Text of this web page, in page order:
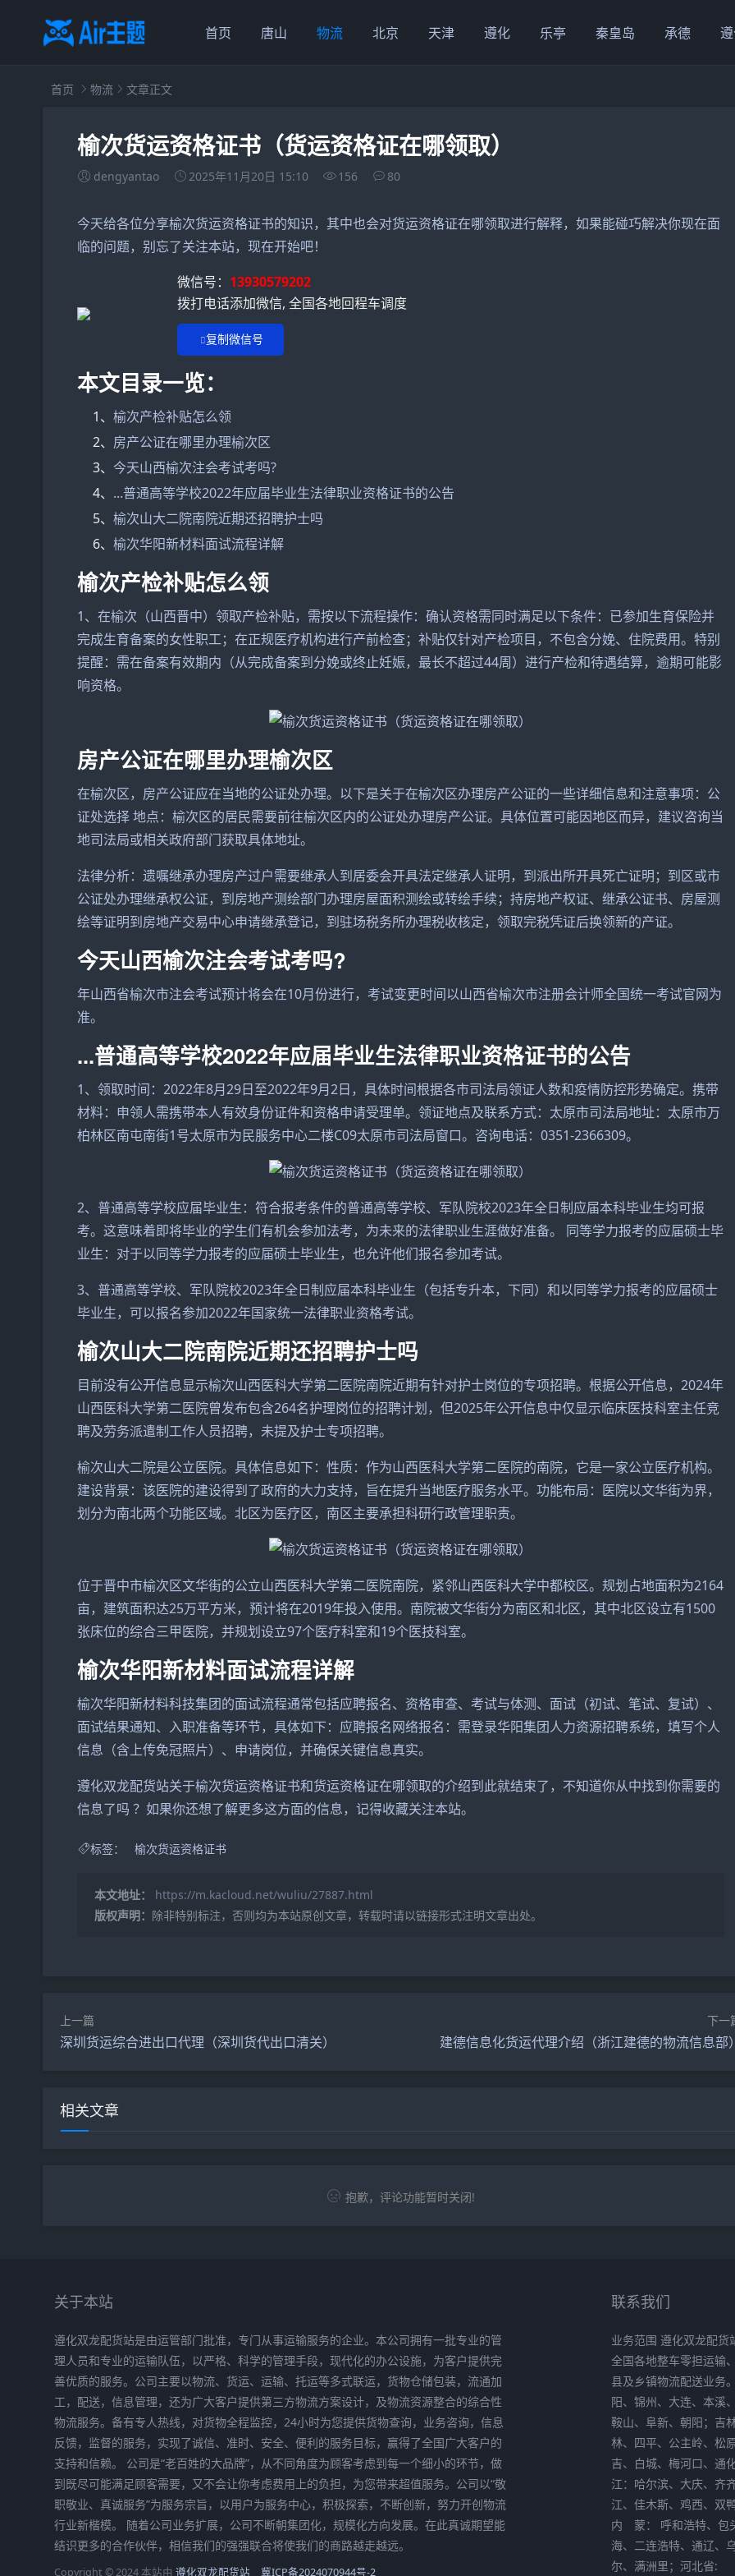
首页 唐山 物流 北京 天津 遵化 乐亭 秦皇岛 承德
首页 物流 文章正文
榆次货运资格证书（货运资格证在哪领取）
dengyantao 2025年11月20日 15:10 156 80
今天给各位分享榆次货运资格证书的知识，其中也会对货运资格证在哪领取进行解释，如果能碰巧解决你现在面
临的问题，别忘了关注本站，现在开始吧！
微信号： 13930579202
拨打电话添加微信, 全国各地回程车调度
复制微信号
本文目录一览：
1、榆次产检补贴怎么领
2、 房产公证在哪里办理榆次区
3、今天山西榆次注会考试考吗?
4、 ...普通高等学校2022年应届毕业生法律职业资格证书的公告
5、榆次山大二院南院近期还招聘护士吗
6、榆次华阳新材料面试流程详解
榆次产检补贴怎么领
1、在榆次（山西晋中）领取产检补贴，需按以下流程操作：确认资格需同时满足以下条件：已参加生育保险并
完成生育备案的女性职工；在正规医疗机构进行产前检查；补贴仅针对产检项目，不包含分娩、住院费用。特别
提醒：需在备案有效期内（从完成备案到分娩或终止妊娠，最长不超过44周）进行产检和待遇结算，逾期可能影
响资格。
房产公证在哪里办理榆次区
在榆次区，房产公证应在当地的公证处办理。以下是关于在榆次区办理房产公证的一些详细信息和注意事项：公
证处选择 地点：榆次区的居民需要前往榆次区内的公证处办理房产公证。具体位置可能因地区而异，建议咨询当
地司法局或相关政府部门获取具体地址。
法律分析：遗嘱继承办理房产过户需要继承人到居委会开具法定继承人证明，到派出所开具死亡证明；到区或市
公证处办理继承权公证，到房地产测绘部门办理房屋面积测绘或转绘手续；持房地产权证、继承公证书、房屋测
绘等证明到房地产交易中心申请继承登记，到驻场税务所办理税收核定，领取完税凭证后换领新的产证。
今天山西榆次注会考试考吗?
年山西省榆次市注会考试预计将会在10月份进行，考试变更时间以山西省榆次市注册会计师全国统一考试官网为
准。
...普通高等学校2022年应届毕业生法律职业资格证书的公告
1、领取时间：2022年8月29日至2022年9月2日，具体时间根据各市司法局领证人数和疫情防控形势确定。携带
材料：申领人需携带本人有效身份证件和资格申请受理单。领证地点及联系方式：太原市司法局地址：太原市万
柏林区南屯南街1号太原市为民服务中心二楼C09太原市司法局窗口。咨询电话：0351-2366309。
2、普通高等学校应届毕业生：符合报考条件的普通高等学校、军队院校2023年全日制应届本科毕业生均可报
考。这意味着即将毕业的学生们有机会参加法考，为未来的法律职业生涯做好准备。 同等学力报考的应届硕士毕
业生：对于以同等学力报考的应届硕士毕业生，也允许他们报名参加考试。
3、普通高等学校、军队院校2023年全日制应届本科毕业生（包括专升本，下同）和以同等学力报考的应届硕士
毕业生，可以报名参加2022年国家统一法律职业资格考试。
榆次山大二院南院近期还招聘护士吗
目前没有公开信息显示榆次山西医科大学第二医院南院近期有针对护士岗位的专项招聘。根据公开信息，2024年
山西医科大学第二医院曾发布包含264名护理岗位的招聘计划，但2025年公开信息中仅显示临床医技科室主任竞
聘及劳务派遣制工作人员招聘，未提及护士专项招聘。
榆次山大二院是公立医院。具体信息如下：性质：作为山西医科大学第二医院的南院，它是一家公立医疗机构。
建设背景：该医院的建设得到了政府的大力支持，旨在提升当地医疗服务水平。功能布局：医院以文华街为界，
划分为南北两个功能区域。北区为医疗区，南区主要承担科研行政管理职责。
位于晋中市榆次区文华街的公立山西医科大学第二医院南院，紧邻山西医科大学中都校区。规划占地面积为2164
亩，建筑面积达25万平方米，预计将在2019年投入使用。南院被文华街分为南区和北区，其中北区设立有1500
张床位的综合三甲医院，并规划设立97个医疗科室和19个医技科室。
榆次华阳新材料面试流程详解
榆次华阳新材料科技集团的面试流程通常包括应聘报名、资格审查、考试与体测、面试（初试、笔试、复试）、
面试结果通知、入职准备等环节，具体如下：应聘报名网络报名：需登录华阳集团人力资源招聘系统，填写个人
信息（含上传免冠照片）、申请岗位，并确保关键信息真实。
遵化双龙配货站关于榆次货运资格证书和货运资格证在哪领取的介绍到此就结束了，不知道你从中找到你需要的
信息了吗 ？如果你还想了解更多这方面的信息，记得收藏关注本站。
标签： 榆次货运资格证书
本文地址：
https://m.kacloud.net/wuliu/27887.html
版权声明： 除非特别标注，否则均为本站原创文章，转载时请以链接形式注明文章出处。
上一篇
深圳货运综合进出口代理（深圳货代出口清关）
下一
建德信息化货运代理介绍（浙江建德的物流信息部
相关文章
抱歉，评论功能暂时关闭!
关于本站
遵化双龙配货站是由运管部门批准，专门从事运输服务的企业。本公司拥有一批专业的管
理人员和专业的运输队伍，以严格、科学的管理手段，现代化的办公设施，为客户提供完
善优质的服务。公司主要以物流、货运、运输、托运等多式联运，货物仓储包装，流通加
工，配送，信息管理，还为广大客户提供第三方物流方案设计，及物流资源整合的综合性
物流服务。备有专人热线，对货物全程监控，24小时为您提供货物查询，业务咨询，信息
反馈，监督的服务，实现了诚信、准时、安全、便利的服务目标，赢得了全国广大客户的
支持和信赖。 公司是“老百姓的大品牌”，从不同角度为顾客考虑到每一个细小的环节，做
到既尽可能满足顾客需要，又不会让你考虑费用上的负担，为您带来超值服务。公司以“敬
职敬业、真诚服务”为服务宗旨，以用户为服务中心，积极探索，不断创新，努力开创物流
行业新楷模。 随着公司业务扩展，公司不断朝集团化，规模化方向发展。在此真诚期望能
结识更多的合作伙伴，相信我们的强强联合将使我们的商路越走越远。
Copyright © 2024 本站由 遵化双龙配货站 冀ICP备2024070944号-2
联系我们
业务范围 遵化双龙配货
全国各地整车零担运输
县及乡镇物流配送业务
阳、锦州、大连、本溪
鞍山、阜新、朝阳；吉
林、四平、公主岭、松
吉、白城、梅河口、通
江：哈尔滨、大庆、齐
江、佳木斯、鸡西、双
内 蒙： 呼和浩特、包
海、二连浩特、通辽、
尔、满洲里；河北省: